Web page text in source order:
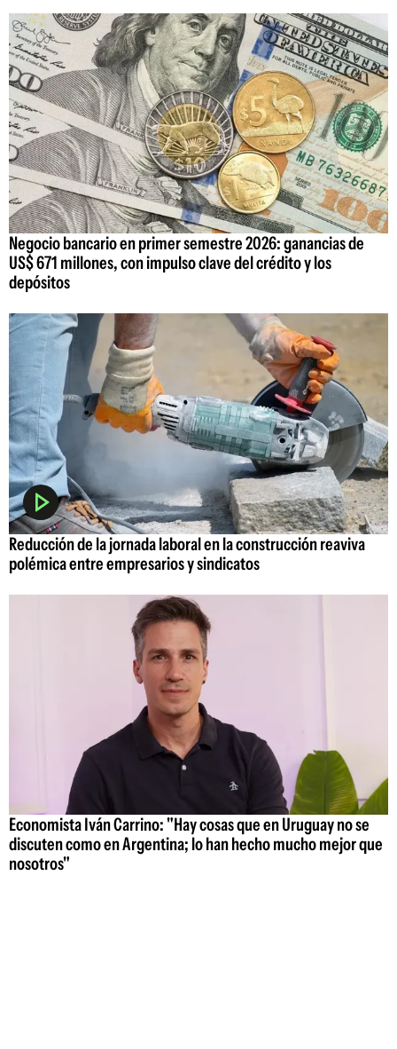
Negocio bancario en primer semestre 2026: ganancias de
US$ 671 millones, con impulso clave del crédito y los
depósitos
Reducción de la jornada laboral en la construcción reaviva
polémica entre empresarios y sindicatos
Economista Iván Carrino: "Hay cosas que en Uruguay no se
discuten como en Argentina; lo han hecho mucho mejor que
nosotros"